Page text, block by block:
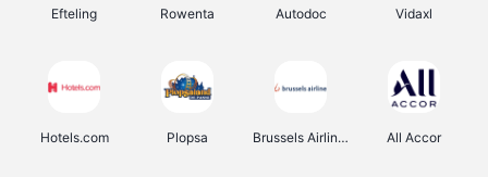
Efteling Rowenta Autodoc Vidaxl
Hotels.com Plopsa Brussels Airlines All Accor